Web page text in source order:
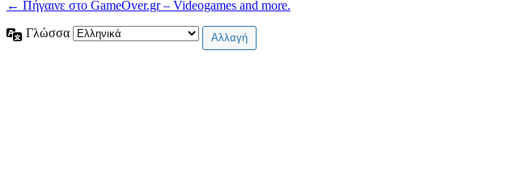
← Πήγαινε στο GameOver.gr – Videogames and more.
Γλώσσα